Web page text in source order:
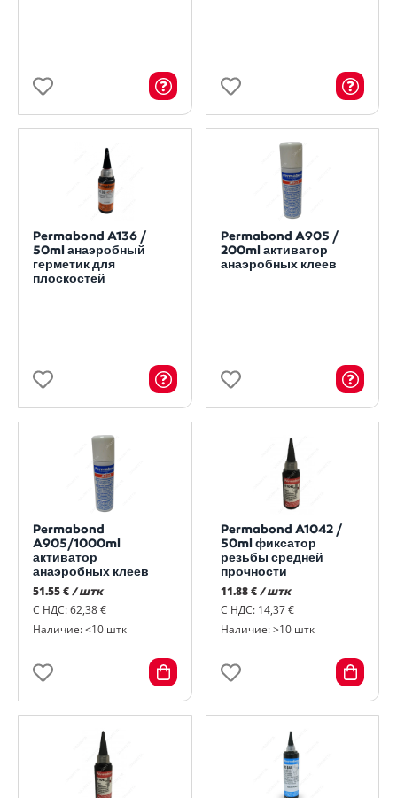
Permabond A136 /
50ml анаэробный
герметик для
плоскостей
Permabond A905 /
200ml активатор
анаэробных клеев
Permabond
A905/1000ml
активатор
анаэробных клеев
51.55 €/ штк
С НДС: 62,38 €
Наличие: <10 штк
Permabond A1042 /
50ml фиксатор
резьбы средней
прочности
11.88 € / штк
С НДС: 14,37 €
Наличие: >10 штк